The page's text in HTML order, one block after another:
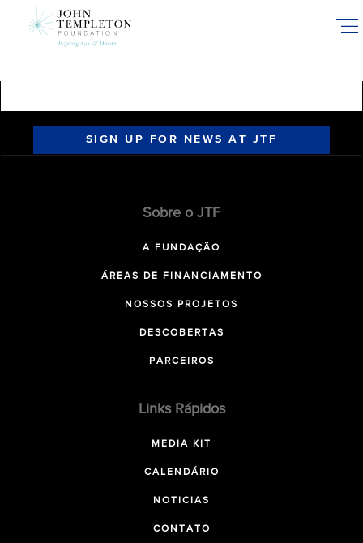
SIGN UP FOR NEWS AT JTF
Sobre o JTF
A FUNDAÇÃO
ÁREAS DE FINANCIAMENTO
NOSSOS PROJETOS
DESCOBERTAS
PARCEIROS
Links Rápidos
MEDIA KIT
CALENDÁRIO
NOTICIAS
CONTATO